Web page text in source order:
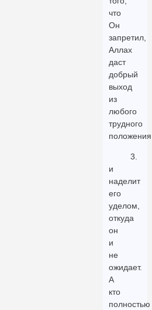
что
Он
запретил,
Аллах
даст
добрый
выход
из
любого
трудного
3.
и
наделит
его
уделом,
откуда
он
и
не
ожидает.
А
кто
полностью